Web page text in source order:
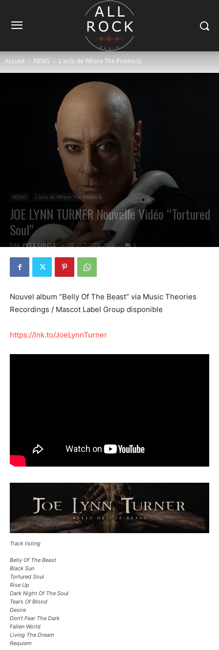
Accueil NEWS L'actu de Where The Promo Is
NEWS L'actu de Where The Promo Is
JOE LYNN TURNER Nouvelle Vidéo “Tortured
Soul”
PAR PETE CIRCLE 28 OCTOBRE 2022 0
Nouvel album “Belly Of The Beast” via Music Theories
Recordings / Mascot Label Group disponible
https://lnk.to/JoeLynnTurner
Track listing
​​​​​​​Belly Of The Beast
Black Sun
Tortured Soul
Rise Up
Dark Night Of The Soul
Tears Of Blood
Desire
Don’t Fear The Dark
Fallen World
Living The Dream
Requiem